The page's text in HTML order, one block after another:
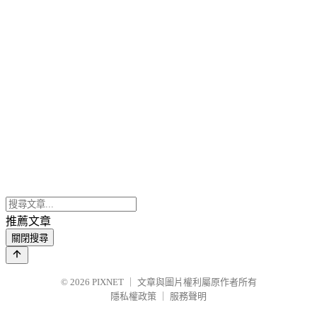
推薦文章
關閉搜尋
© 2026 PIXNET
文章與圖片權利屬原作者所有
隱私權政策
服務聲明